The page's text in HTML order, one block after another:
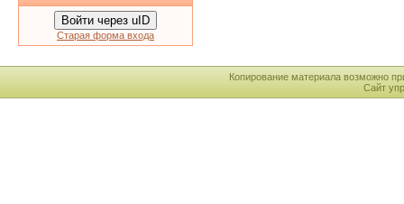
Войти через uID
Старая форма входа
Копирование материала возможно
Сайт